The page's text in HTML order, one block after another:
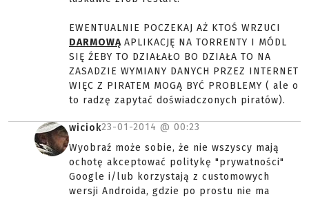
EWENTUALNIE POCZEKAJ AŻ KTOŚ WRZUCI
DARMOWĄ APLIKACJĘ NA TORRENTY I MÓDL
SIĘ ŹEBY TO DZIAŁAŁO BO DZIAŁA TO NA
ZASADZIE WYMIANY DANYCH PRZEZ INTERNET
WIĘC Z PIRATEM MOGĄ BYĆ PROBLEMY ( ale o
to radzę zapytać doświadczonych piratów).
wiciok23-01-2014 @ 00:23
Wyobraź może sobie, że nie wszyscy mają
ochotę akceptować politykę "prywatności"
Google i/lub korzystają z customowych
wersji Androida, gdzie po prostu nie ma